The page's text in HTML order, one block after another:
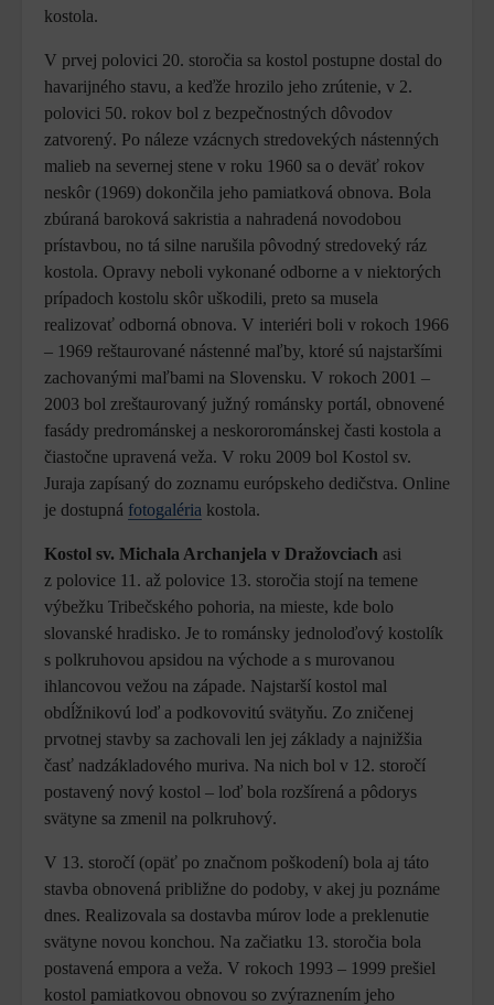
kostola.
V prvej polovici 20. storočia sa kostol postupne dostal do
havarijného stavu, a keďže hrozilo jeho zrútenie, v 2.
polovici 50. rokov bol z bezpečnostných dôvodov
zatvorený. Po náleze vzácnych stredovekých nástenných
malieb na severnej stene v roku 1960 sa o deväť rokov
neskôr (1969) dokončila jeho pamiatková obnova. Bola
zbúraná baroková sakristia a nahradená novodobou
prístavbou, no tá silne narušila pôvodný stredoveký ráz
kostola. Opravy neboli vykonané odborne a v niektorých
prípadoch kostolu skôr uškodili, preto sa musela
realizovať odborná obnova. V interiéri boli v rokoch 1966
– 1969 reštaurované nástenné maľby, ktoré sú najstaršími
zachovanými maľbami na Slovensku. V rokoch 2001 –
2003 bol zreštaurovaný južný románsky portál, obnovené
fasády predrománskej a neskororománskej časti kostola a
čiastočne upravená veža. V roku 2009 bol Kostol sv.
Juraja zapísaný do zoznamu európskeho dedičstva. Online
je dostupná fotogaléria kostola.
Kostol sv. Michala Archanjela v Dražovciach asi
z polovice 11. až polovice 13. storočia stojí na temene
výbežku Tribečského pohoria, na mieste, kde bolo
slovanské hradisko. Je to románsky jednoloďový kostolík
s polkruhovou apsidou na východe a s murovanou
ihlancovou vežou na západe. Najstarší kostol mal
obdĺžnikovú loď a podkovovitú svätyňu. Zo zničenej
prvotnej stavby sa zachovali len jej základy a najnižšia
časť nadzákladového muriva. Na nich bol v 12. storočí
postavený nový kostol – loď bola rozšírená a pôdorys
svätyne sa zmenil na polkruhový.
V 13. storočí (opäť po značnom poškodení) bola aj táto
stavba obnovená približne do podoby, v akej ju poznáme
dnes. Realizovala sa dostavba múrov lode a preklenutie
svätyne novou konchou. Na začiatku 13. storočia bola
postavená empora a veža. V rokoch 1993 – 1999 prešiel
kostol pamiatkovou obnovou so zvýraznením jeho